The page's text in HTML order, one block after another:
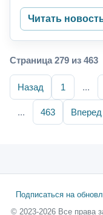
Читать
Страница 279 из 463
Назад 1 ...
... 463 Вперед
Подписаться на
© 2023-2026 Все права